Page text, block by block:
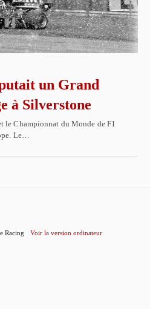
un Grand
à Silverstone
le Championnat du Monde de F1
Le…
Racing Voir la version ordinateur